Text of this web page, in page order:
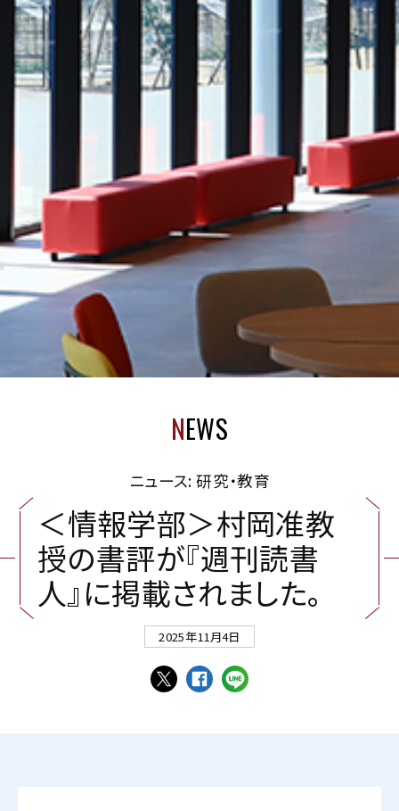
NEWS
ニュース: 研究・教育
＜情報学部＞村岡准教
授の書評が『週刊読書
人』に掲載されました。
2025年11月4日